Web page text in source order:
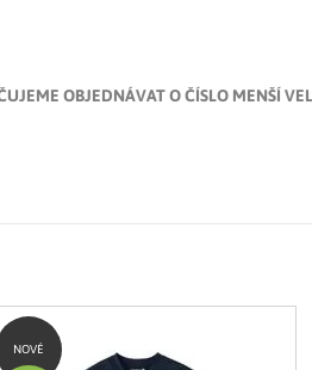
OBJEDNÁVAT O ČÍSLO MENŠÍ
NOVÉ